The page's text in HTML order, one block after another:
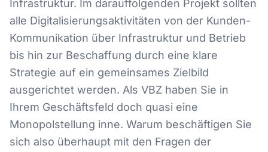
Infrastruktur. Im darauffolgenden Projekt sollten
alle Digitalisierungsaktivitäten von der Kunden-
Kommunikation über Infrastruktur und Betrieb
bis hin zur Beschaffung durch eine klare
Strategie auf ein gemeinsames Zielbild
ausgerichtet werden. Als VBZ haben Sie in
Ihrem Geschäftsfeld doch quasi eine
Monopolstellung inne. Warum beschäftigen Sie
sich also überhaupt mit den Fragen der